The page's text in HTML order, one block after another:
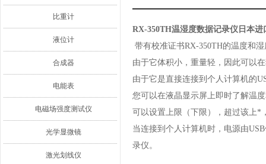
比重计
液位计
合成器
电能表
电磁场强度测试仪
光学显微镜
激光划线仪
RX-350TH温湿度数据记录仪日本进
带有校准证书RX-350TH的温度和
由于它体积小，重量轻，因此可以
由于它是直接连接到个人计算机的
您可以在液晶显示屏上即时了解温
可以设置上限（下限），超过该上*
当连接到个人计算机时，电源由
录仪。